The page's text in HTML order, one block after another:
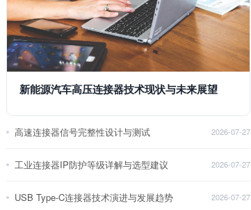
新能源汽车高压连接器技术现状与未来展望
高速连接器信号完整性设计与测试 2026-07-27
工业连接器IP防护等级详解与选型建议 2026-07-27
USB Type-C连接器技术演进与发展趋势 2026-07-27